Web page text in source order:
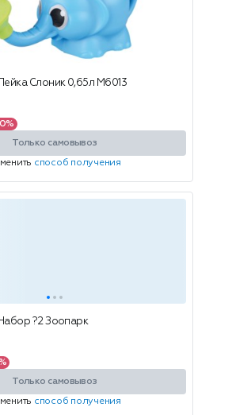
Слоник 0,65л М6013
Только самовывоз
способ получения
?2 Зоопарк
Только самовывоз
способ получения